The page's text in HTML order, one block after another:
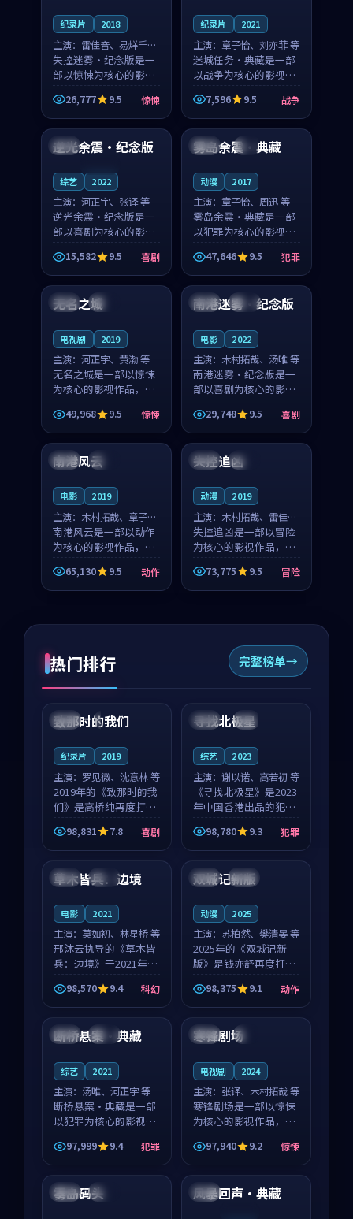
纪录片 2018
主演： 雷佳音、易烊千玺
等
失控迷雾·纪念版是一
部以惊悚为核心的影视
作品，围绕危机、反转
与人物成长展开，整体
节奏紧凑，值得推荐观
26,777 9.5 惊悚
纪录片 2021
主演： 章子怡、刘亦菲 等
迷城任务·典藏是一部
以战争为核心的影视作
品，围绕危机、反转与
人物成长展开，整体节
奏紧凑，值得推荐观
看。
7,596 9.5 战争
英国
逆光余震·纪念版
综艺 2022
主演： 河正宇、张译 等
逆光余震·纪念版是一
部以喜剧为核心的影视
作品，围绕危机、反转
与人物成长展开，整体
节奏紧凑，值得推荐观
看。
15,582 9.5 喜剧
韩国 4K
雾岛余震·典藏
动漫 2017
主演： 章子怡、周迅 等
雾岛余震·典藏是一部
以犯罪为核心的影视作
品，围绕危机、反转与
人物成长展开，整体节
奏紧凑，值得推荐观
看。
47,646 9.5 犯罪
日本 热播
无名之城
电视剧 2019
主演： 河正宇、黄渤 等
无名之城是一部以惊悚
为核心的影视作品，围
绕危机、反转与人物成
长展开，整体节奏紧
凑，值得推荐观看。
49,968 9.5 惊悚
中国 杜比
南港迷雾·纪念版
电影 2022
主演： 木村拓哉、汤唯 等
南港迷雾·纪念版是一
部以喜剧为核心的影视
作品，围绕危机、反转
与人物成长展开，整体
节奏紧凑，值得推荐观
看。
29,748 9.5 喜剧
韩国 完结
南港风云
电影 2019
主演： 木村拓哉、章子怡
等
南港风云是一部以动作
为核心的影视作品，围
绕危机、反转与人物成
长展开，整体节奏紧
凑，值得推荐观看。
65,130 9.5 动作
中国 独播
失控追凶
动漫 2019
主演： 木村拓哉、雷佳音
等
失控追凶是一部以冒险
为核心的影视作品，围
绕危机、反转与人物成
长展开，整体节奏紧
凑，值得推荐观看。
73,775 9.5 冒险
热门排行 完整榜单
中国 4K
99:22
致那时的我们
纪录片 2019
主演： 罗见微、沈意林 等
2019年的《致那时的我
们》是高桥纯再度打磨
的喜剧佳作。中国大陆
的取景与都市寓言的氛
围相互成就，罗见微与
沈意林的对手戏自然克
制，让整部影片在悬
98,831 7.8 喜剧
中国 4K
99:18
寻找北极星
综艺 2023
主演： 谢以诺、高若初 等
《寻找北极星》是2023
年中国香港出品的犯罪
新作，主创团队希望用
公路冒险的故事让观众
停下来想一想。谢以诺
领衔，高若初担任重要
角色，戚南柯的叙事
98,780 9.3 犯罪
泰国 独播
草木皆兵：边境
电影 2021
主演： 莫如初、林星桥 等
邢沐云执导的《草木皆
兵：边境》于2021年面
世，泰国的城市气质与
校园青春的人物心境共
同构筑了影片基调。莫
如初、林星桥用细腻的
表演撑起整部科幻电
98,570 9.4 科幻
中国 独播
双城记新版
动漫 2025
主演： 苏柏然、樊清晏 等
2025年的《双城记新
版》是钱亦舒再度打磨
的动作佳作。中国大陆
的取景与沙漠探险的氛
围相互成就，苏柏然与
樊清晏的对手戏自然克
制，让整部影片在悬念
98,375 9.1 动作
中国 完结
断桥悬案·典藏
综艺 2021
主演： 汤唯、河正宇 等
断桥悬案·典藏是一部
以犯罪为核心的影视作
品，围绕危机、反转与
人物成长展开，整体节
奏紧凑，值得推荐观
看。
97,999 9.4 犯罪
韩国 4K
寒锋剧场
电视剧 2024
主演： 张译、木村拓哉 等
寒锋剧场是一部以惊悚
为核心的影视作品，围
绕危机、反转与人物成
长展开，整体节奏紧
凑，值得推荐观看。
97,940 9.2 惊悚
美国 杜比
雾岛码头
法国
风暴回声·典藏